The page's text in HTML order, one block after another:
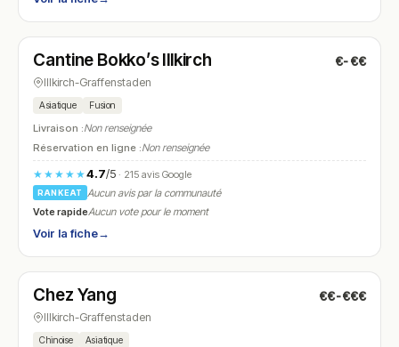
N° 13
Cantine Bokko’s Illkirch €-€€
Illkirch-Graffenstaden
Asiatique Fusion
Livraison :Non renseignée
Réservation en ligne :Non renseignée
★★★★★4.7/5· 215 avis Google
RANKEAT
Aucun avis par la communauté
Vote rapideAucun vote pour le moment
Voir la fiche→
N° 14
Chez Yang €€-€€€
Illkirch-Graffenstaden
Chinoise Asiatique